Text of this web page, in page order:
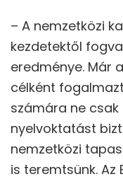
– A nemzetközi
kezdetektől
eredménye. Már
célként
számára ne
nyelvoktatást
nemzetközi
is teremtsünk.